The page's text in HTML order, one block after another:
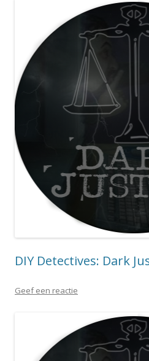
DIY Detectives: Dark
Geef een reactie